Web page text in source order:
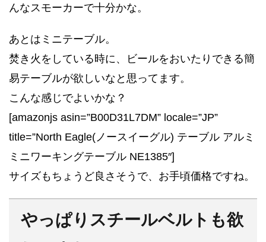
んなスモーカーで十分かな。
あとはミニテーブル。
焚き火をしている時に、ビールをおいたりできる簡
易テーブルが欲しいなと思ってます。
こんな感じでよいかな？
[amazonjs asin=”B00D31L7DM” locale=”JP”
title=”North Eagle(ノースイーグル) テーブル アルミ
ミニワーキングテーブル NE1385″]
サイズもちょうど良さそうで、お手頃価格ですね。
やっぱりスチールベルトも欲